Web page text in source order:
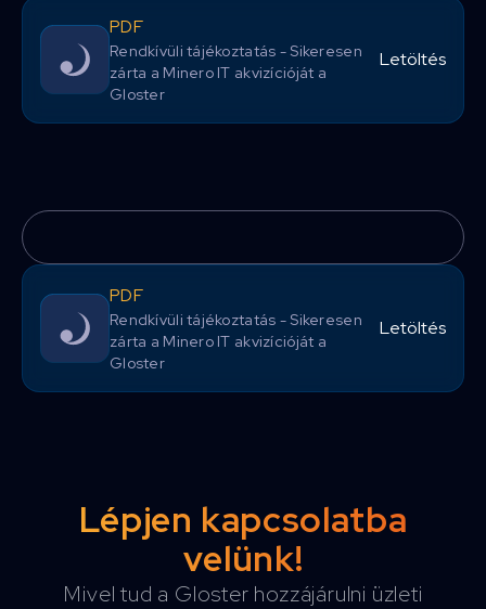
PDF
Rendkívüli tájékoztatás - Sikeresen
zárta a Minero IT akvizícióját a
Gloster
Letöltés
PDF
Rendkívüli tájékoztatás - Sikeresen
zárta a Minero IT akvizícióját a
Gloster
Letöltés
Lépjen kapcsolatba
velünk!
Mivel tud a Gloster hozzájárulni üzleti